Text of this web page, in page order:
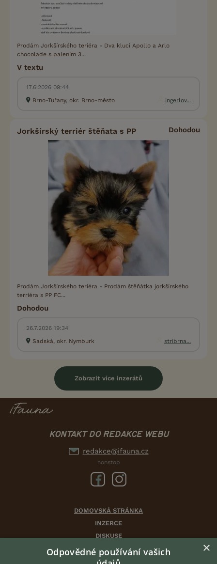
Prodám Jorkšírského teriéra - Dva kluci Apollo a Arlo
chocolade s palením 3...
V textu
17.6.2026 09:44
Brno-Tuřany, okr. Brno-město
ingerlov...
Jorkšírský terriér štěňata s PP Dohodou
Prodám Jorkšírského teriéra - Prodám štěňátka jorkšírského
terriéra s PP FC...
Dohodou
26.7.2026 19:34
Sadská, okr. Nymburk
stribrna...
Zobrazit více inzerátů
KONTAKT DO REDAKCE WEBU
redakce@ifauna.cz
nonstop
DOMOVSKÁ STRÁNKA
INZERCE
DISKUSE
ČLÁNKY
CHOVATELSKÉ STANICE
×
Odpovědné používání vašich